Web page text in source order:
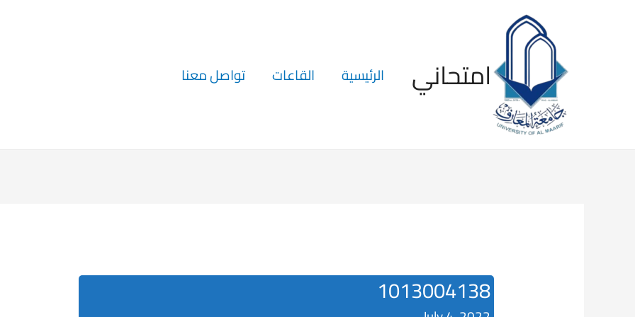
الرئيسية القاعات تواصل معنا امتحاني
1013004138